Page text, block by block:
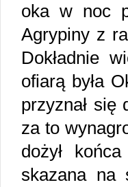
oka w noc
Agrypiny z
Dokładnie
ofiarą była
przyznał się
za to
dożył
skazana na